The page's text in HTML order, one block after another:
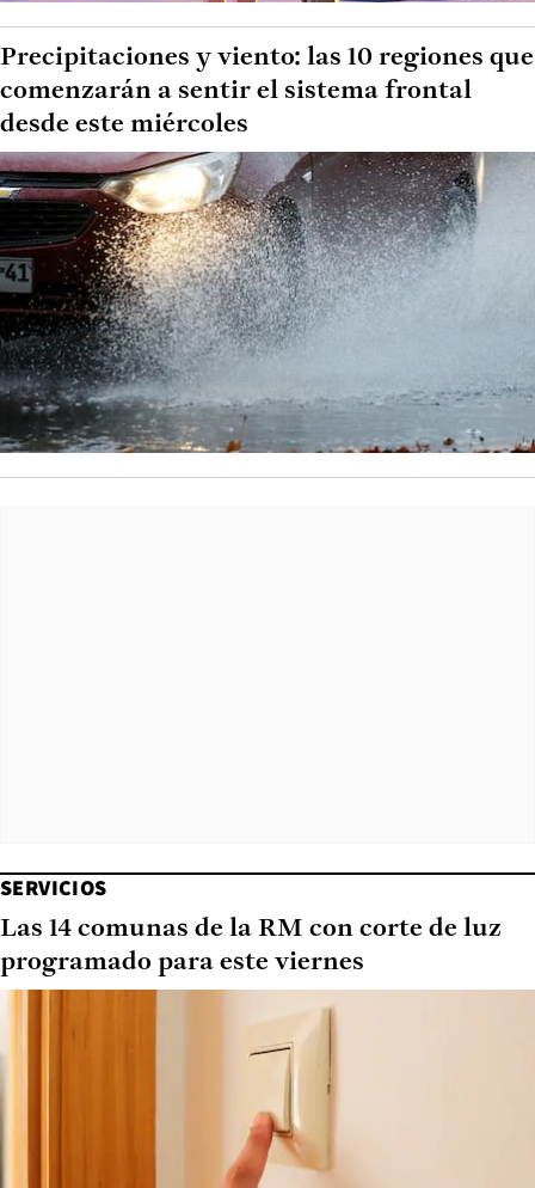
Precipitaciones y viento: las 10 regiones que
comenzarán a sentir el sistema frontal
desde este miércoles
SERVICIOS
Las 14 comunas de la RM con corte de luz
programado para este viernes